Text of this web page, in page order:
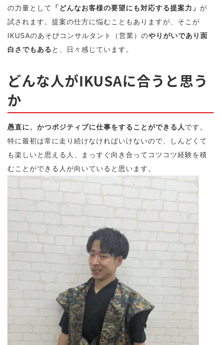
の力量として 「どんなお客様の要望にも対応する提案力」が
試されます。提案の仕方に悩むこともありますが、そこが
IKUSAのあそびコンサルタント（営業）のやりがいであり面
白さでもある と、日々感じています。
どんな人がIKUSAに合うと思う
か
愚直に、かつポジティブに仕事をすることができる人 です。
特に最初は常に走り続けなければいけないので、しんどくて
も楽しいと思える人、まっすぐ向き合ってコツコツ経験を積
むことができる人が向いていると思います。